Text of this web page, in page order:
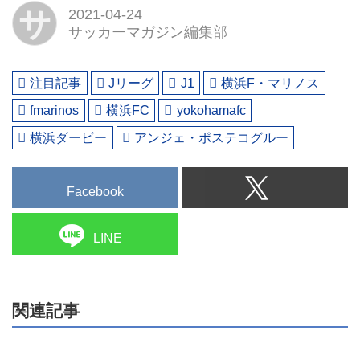
サ
2021-04-24
サッカーマガジン編集部
注目記事 Jリーグ J1
横浜F・マリノス
fmarinos
横浜FC
yokohamafc
横浜ダービー
アンジェ・ポステコグルー
Facebook
LINE
関連記事